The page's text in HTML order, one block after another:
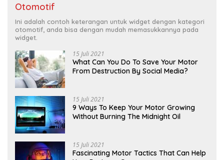
Otomotif
Ini adalah contoh keterangan untuk widget dengan kategori
otomotif, anda bisa dengan mudah memasukkannya pada
widget.
15 Juli 2021
What Can You Do To Save Your Motor
From Destruction By Social Media?
15 Juli 2021
9 Ways To Keep Your Motor Growing
Without Burning The Midnight Oil
15 Juli 2021
Fascinating Motor Tactics That Can Help